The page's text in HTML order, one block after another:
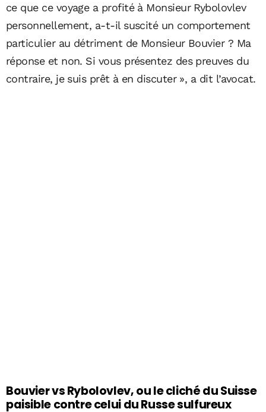
ce que ce voyage a profité à Monsieur Rybolovlev
personnellement, a-t-il suscité un comportement
particulier au détriment de Monsieur Bouvier ? Ma
réponse et non. Si vous présentez des preuves du
contraire, je suis prêt à en discuter », a dit l’avocat.
Bouvier vs Rybolovlev, ou le cliché du Suisse
paisible contre celui du Russe sulfureux